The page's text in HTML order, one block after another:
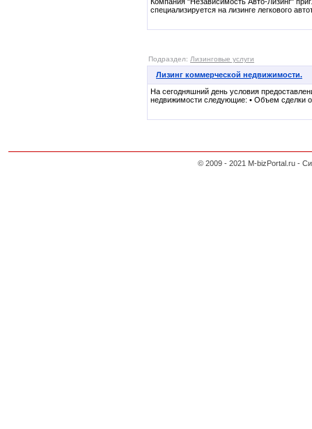
специализируется на лизинге легкового
Подраздел: Лизинговые услуги
Лизинг коммерческой недвижимости.
На сегодняшний день условия
недвижимости следующие: • Объем сделки
© 2009 - 2021 M-bizPortal.ru -